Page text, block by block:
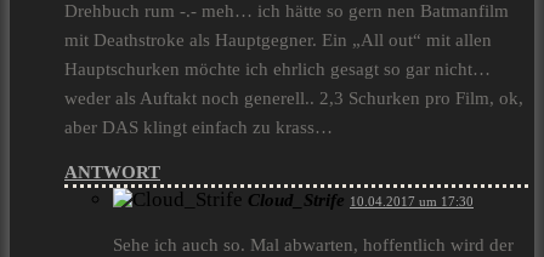
Drehbuch rum -.- meh… ich hätte so gern nen Batmanfilm
mit Deathstroke als Hauptgegner. Ein „All out“ mit allen
Hauptschurken möchte ich ehrlich gesagt so gar nicht…
weder als Auftakt noch generell.. 2,3 Schurken pro Film, ok,
aber DAS klingt einfach zu krass…
ANTWORT
Cloud_Strife 10.04.2017 um 17:30
Sehe ich auch so. Mal abwarten, hoffentlich wird der